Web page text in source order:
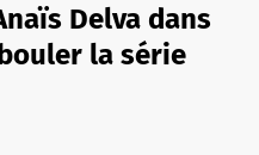
Delva dans
la série